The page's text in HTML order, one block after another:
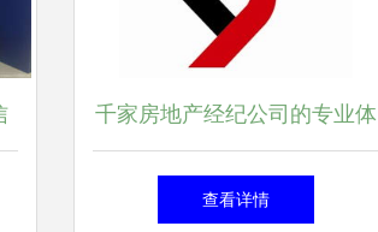
千家房地产经纪公司的专业体
现 图片背后的行业价值
查看详情